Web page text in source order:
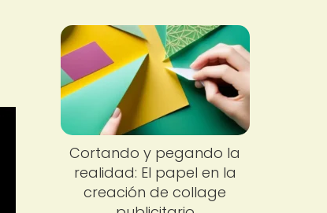
Cortando y pegando la
realidad: El papel en la
creación de collage